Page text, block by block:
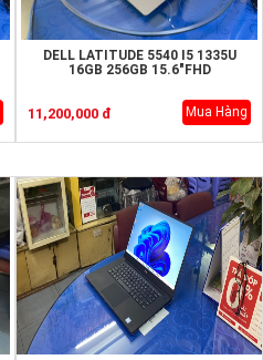
DELL LATITUDE 5540 I5 1335U
16GB 256GB 15.6"FHD
11,200,000 đ Mua Hàng